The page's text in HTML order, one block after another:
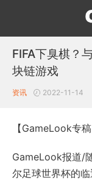
FIFA下臭棋？
块链游戏
资讯 2022-11-14
【GameLook专
GameLook报道/
尔足球世界杯的